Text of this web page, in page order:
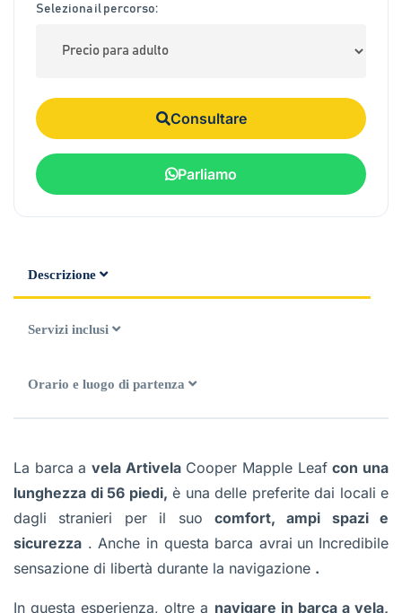
Seleziona il percorso:
Consultare
Parliamo
Descrizione
Servizi inclusi
Orario e luogo di partenza
La barca a vela ArtivelaCooper Mapple Leafcon una
lunghezza di 56 piedi, è una delle preferite dai locali e
dagli stranieri per il suo comfort, ampi spazi e
sicurezza . Anche in questa barca avrai un Incredibile
sensazione di libertà durante la navigazione .
In questa esperienza, oltre a navigare in barca a vela,